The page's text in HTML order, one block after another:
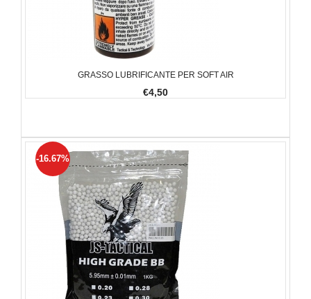
GRASSO LUBRIFICANTE PER SOFT AIR
€4,50
-16.67%